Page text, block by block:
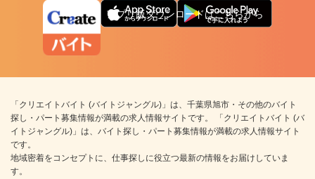
アプリ版ダウンロードはこちらから
「クリエイトバイト (バイトジャングル)」は、千葉県旭市・その他のバイト
探し・パート募集情報が満載の求人情報サイトです。 「クリエイトバイト (バ
イトジャングル)」は、バイト探し・パート募集情報が満載の求人情報サイト
です。
地域密着をコンセプトに、仕事探しに役立つ最新の情報をお届けしていま
す。